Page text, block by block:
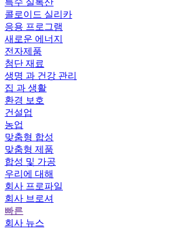
특수 실록산
콜로이드 실리카
응용 프로그램
새로운 에너지
전자제품
첨단 재료
생명 과 건강 관리
집 과 생활
환경 보호
건설업
농업
맞춤형 합성
맞춤형 제품
합성 및 가공
우리에 대해
회사 프로파일
회사 브로셔
빠른
회사 뉴스